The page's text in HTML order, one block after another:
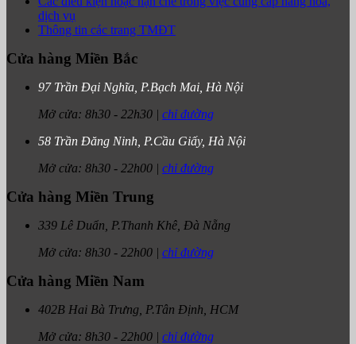
dịch vụ
Thông tin các trang TMĐT
Cửa hàng Miền Bắc
97 Trần Đại Nghĩa, P.Bạch Mai, Hà Nội
Mở cửa: 8h30 - 22h30 | chỉ đường
58 Trần Đăng Ninh, P.Cầu Giấy, Hà Nội
Mở cửa: 8h30 - 22h00 | chỉ đường
Cửa hàng Miền Trung
339 Lê Duẩn, P.Thanh Khê, Đà Nẵng
Mở cửa: 8h30 - 22h00 | chỉ đường
Cửa hàng Miền Nam
402B Hai Bà Trưng, P.Tân Định, HCM
Mở cửa: 8h30 - 22h00 | chỉ đường